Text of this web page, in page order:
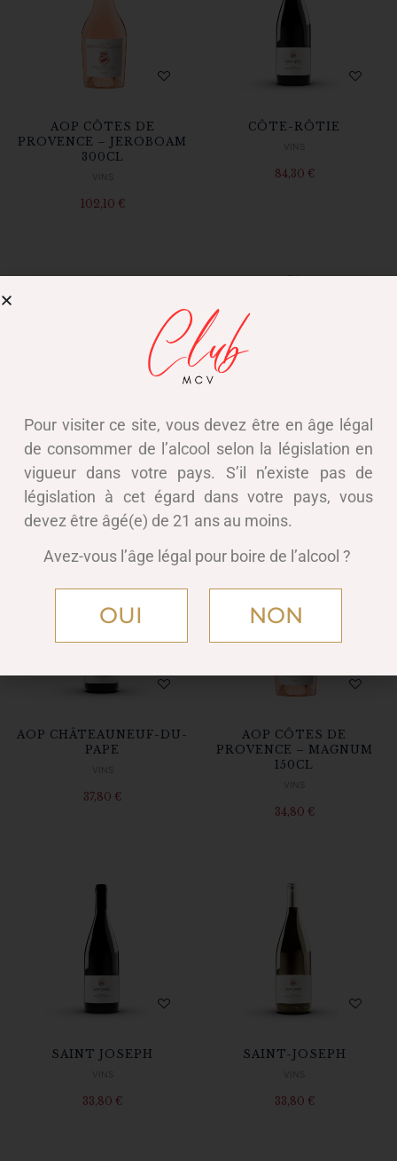
AOP CÔTES DE
PROVENCE – JEROBOAM
300CL
VINS
102,10 €
CÔTE-RÔTIE
VINS
84,30 €
CONDRIEU
VINS
60,50
CHATEAUNEUF DU PAPE
VINS
42,90€
AOP CHÂTEAUNEUF-DU-
PAPE
VINS
37,80 €
AOP CÔTES DE
PROVENCE – MAGNUM
150CL
VINS
34,80 €
SAINT JOSEPH
VINS
33,80 €
SAINT-JOSEPH
VINS
33,80 €
Pour visiter ce site, vous devez être en âge légal
de consommer de l’alcool selon la législation en
vigueur dans votre pays. S’il n’existe pas de
législation à cet égard dans votre pays, vous
devez être âgé(e) de 21 ans au moins.
Avez-vous l’âge légal pour boire de l’alcool ?
OUI NON